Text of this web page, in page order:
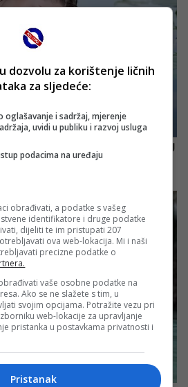
dozvolu za korištenje ličnih
za sljedeće:
oglašavanje i sadržaj, mjerenje
uvidi u publiku i razvoj usluga
podacima na uređaju
obrađivati, a podatke s vašeg
identifikatore i druge podatke
dijeliti te im pristupati 207
ova web-lokacija. Mi i naši
precizne podatke o
vaše osobne podatke na
Ako se ne slažete s tim, u
svojim opcijama. Potražite vezu pri
web-lokacije za upravljanje
pristanka u postavkama privatnosti i
Pristanak